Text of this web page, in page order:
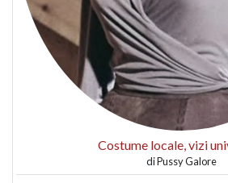
Costume locale, vizi
diPussy Galore